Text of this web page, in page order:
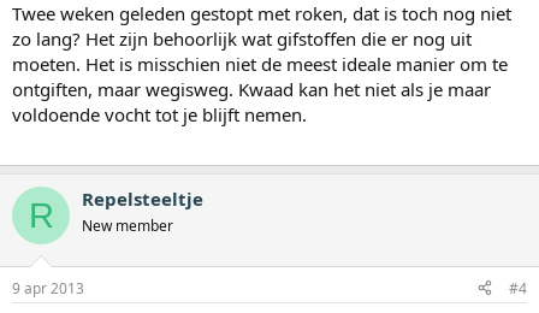
Twee weken geleden gestopt met roken, dat is toch nog niet
zo lang? Het zijn behoorlijk wat gifstoffen die er nog uit
moeten. Het is misschien niet de meest ideale manier om te
ontgiften, maar wegisweg. Kwaad kan het niet als je maar
voldoende vocht tot je blijft nemen.
R Repelsteeltje
New member
9 apr 2013 #4